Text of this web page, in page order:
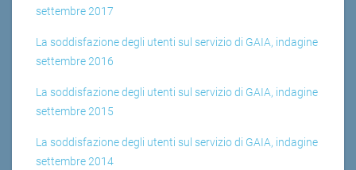
settembre 2017
La soddisfazione degli utenti sul servizio di GAIA, indagine
settembre 2016
La soddisfazione degli utenti sul servizio di GAIA, indagine
settembre 2015
La soddisfazione degli utenti sul servizio di GAIA, indagine
settembre 2014